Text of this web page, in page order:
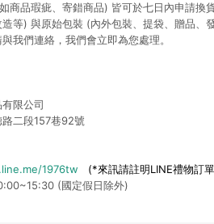
商品瑕疵、寄錯商品) 皆可於七日內申請
等) 與原始包裝 (內外包裝、提袋、贈品、
我們連絡，我們會立即為您處理。
限公司
二段157巷92號
1976tw
(*來訊請註明LINE禮物訂
(國定假日除外)